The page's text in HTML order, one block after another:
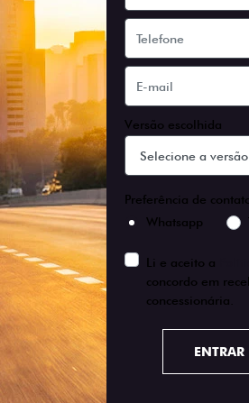
Versão escolhida
Preferência de
Whatsapp
Li e aceito a
concordo em
concessionária.